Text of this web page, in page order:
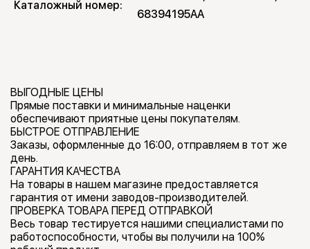
Каталожный номер:
68394195AA
ВЫГОДНЫЕ ЦЕНЫ
Прямые поставки и минимальные наценки
обеспечивают приятные цены покупателям.
БЫСТРОЕ ОТПРАВЛЕНИЕ
Заказы, оформленные до 16:00, отправляем в тот же
день.
ГАРАНТИЯ КАЧЕСТВА
На товары в нашем магазине предоставляется
гарантия от имени заводов-производителей.
ПРОВЕРКА ТОВАРА ПЕРЕД ОТПРАВКОЙ
Весь товар тестируется нашими специалистами по
работоспособности, чтобы вы получили на 100%